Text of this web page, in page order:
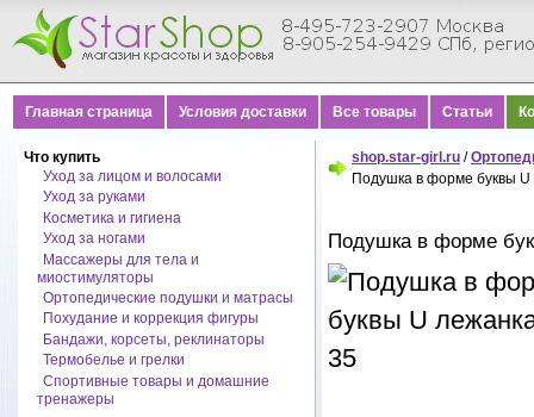
Главная страница Условия доставки Все товары Статьи
Что купить
Уход за лицом и волосами
Уход за руками
Косметика и гигиена
Уход за ногами
Массажеры для тела и
миостимуляторы
Ортопедические подушки и матрасы
Похудание и коррекция фигуры
Бандажи, корсеты, реклинаторы
Термобелье и грелки
Спортивные товары и домашние
тренажеры
shop.star-girl.ru /
Подушка в форме буквы U
Подушка в форме